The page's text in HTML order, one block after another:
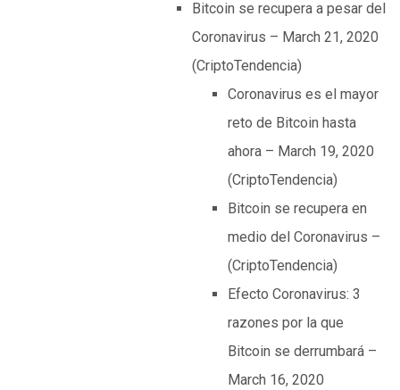
Bitcoin se recupera a pesar del
Coronavirus – March 21, 2020
(CriptoTendencia)
Coronavirus es el mayor
reto de Bitcoin hasta
ahora – March 19, 2020
(CriptoTendencia)
Bitcoin se recupera en
medio del Coronavirus –
(CriptoTendencia)
Efecto Coronavirus: 3
razones por la que
Bitcoin se derrumbará –
March 16, 2020